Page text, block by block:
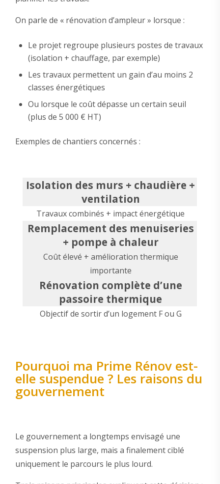
On parle de « rénovation d’ampleur » lorsque :
Le projet regroupe plusieurs postes de travaux
(isolation + chauffage, par exemple)
Les travaux permettent un gain d’au moins 2
classes énergétiques
Ou lorsque le coût dépasse un certain seuil
(plus de 5 000 € HT)
Exemples de chantiers concernés :
Isolation des murs + chaudière +
ventilation
Travaux combinés + impact énergétique
Remplacement des menuiseries
+ pompe à chaleur
Coût élevé + amélioration thermique
importante
Rénovation complète d’une
passoire thermique
Objectif de sortir d’un logement F ou G
Pourquoi ma Prime Rénov est-
elle suspendue ? Les raisons du
gouvernement
Le gouvernement a longtemps envisagé une
suspension plus large, mais a finalement ciblé
uniquement le parcours le plus lourd.